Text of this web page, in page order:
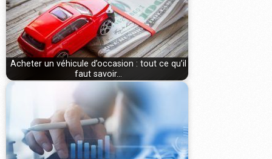
Acheter un véhicule d’occasion : tout ce qu’il
faut savoir…